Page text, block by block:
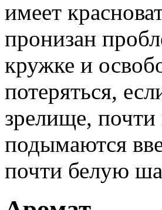
имеет
пронизан
кружке и
потеряться,
зрелище, почти
подымаются
почти белую